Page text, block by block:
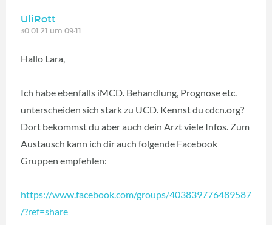
UliRott
30.01.21 um 09:11
Hallo Lara,
Ich habe ebenfalls iMCD. Behandlung, Prognose etc.
unterscheiden sich stark zu UCD. Kennst du cdcn.org?
Dort bekommst du aber auch dein Arzt viele Infos. Zum
Austausch kann ich dir auch folgende Facebook
Gruppen empfehlen:
https://www.facebook.com/groups/403839776489587
/?ref=share